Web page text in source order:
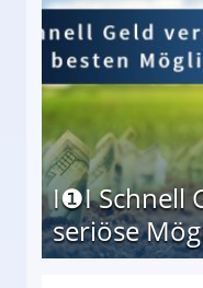
I❶I Schnell
seriöse